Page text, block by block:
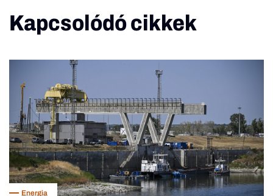
Kapcsolódó cikkek
Energia